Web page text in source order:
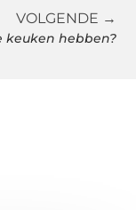
VOLGENDE →
keuken hebben?